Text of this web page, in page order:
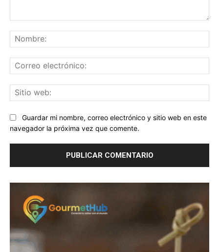
Guardar mi nombre, correo electrónico y sitio web en este
navegador la próxima vez que comente.